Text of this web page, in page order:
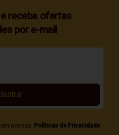
receba ofertas
por e-mail
nossas Políticas de Privacidade